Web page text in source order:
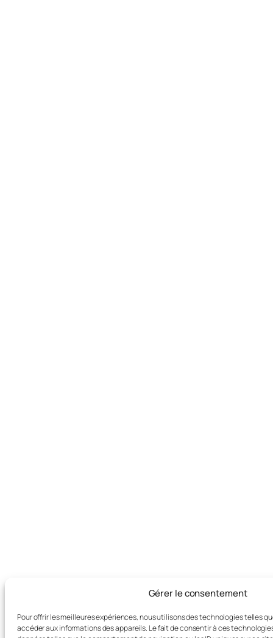
Gérer le consentement
Pour offrir les meilleures expériences, nous utilisons des technologies telles
accéder aux informations des appareils. Le fait de consentir à ces